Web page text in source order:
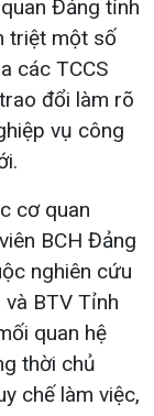
Đảng tỉnh
triệt một số
các TCCS
đổi làm rõ
vụ công
cơ quan
BCH Đảng
nghiên cứu
BTV Tỉnh
quan hệ
thời chủ
chế làm việc,